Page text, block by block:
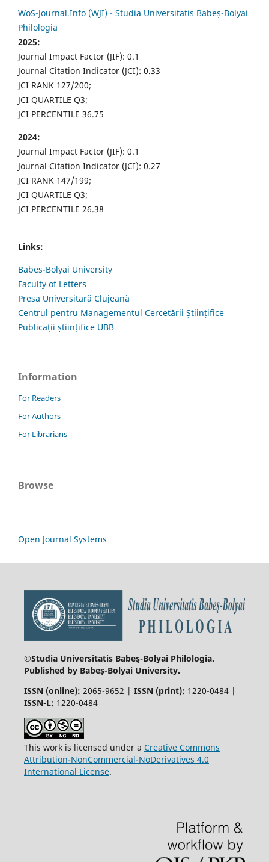
WoS-Journal.Info (WJI) - Studia Universitatis Babeș-Bolyai
Philologia
2025:
Journal Impact Factor (JIF): 0.1
Journal Citation Indicator (JCI): 0.33
JCI RANK 127/200;
JCI QUARTILE Q3;
JCI PERCENTILE 36.75
2024:
Journal Impact Factor (JIF): 0.1
Journal Citation Indicator (JCI): 0.27
JCI RANK 147/199;
JCI QUARTILE Q3;
JCI PERCENTILE 26.38
Links:
Babes-Bolyai University
Faculty of Letters
Presa Universitară Clujeană
Centrul pentru Managementul Cercetării Științifice
Publicații științifice UBB
Information
For Readers
For Authors
For Librarians
Browse
Open Journal Systems
©Studia Universitatis Babeş-Bolyai Philologia.
Published by Babeș-Bolyai University.
ISSN (online): 2065-9652 | ISSN (print): 1220-0484 |
ISSN-L: 1220-0484
This work is licensed under a Creative Commons
Attribution-NonCommercial-NoDerivatives 4.0
International License.